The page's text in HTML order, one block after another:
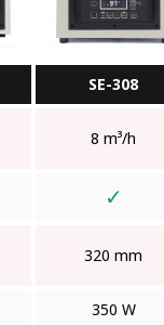
SE-308
8 m³/h
✓
320 mm
350 W